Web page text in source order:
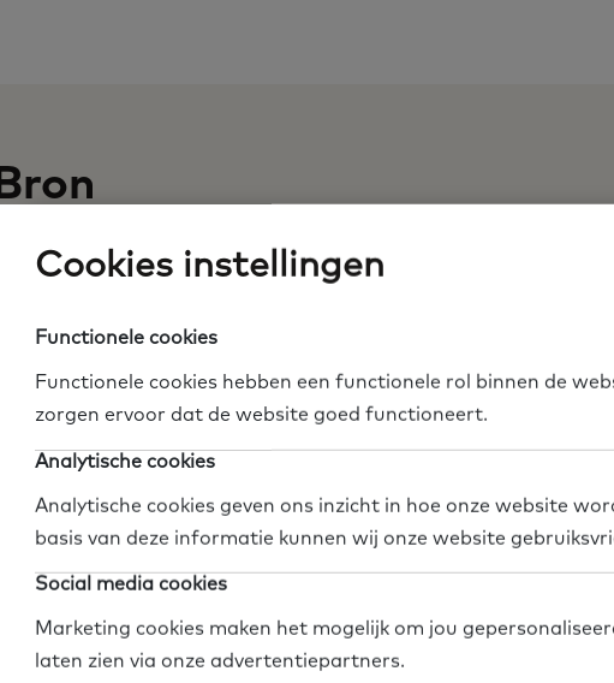
Bron
Organisatie
Link naar website
Cookies instellingen
Functionele cookies
Functionele cookies hebben een functionele rol binnen de
zorgen ervoor dat de website goed functioneert.
Analytische cookies
Analytische cookies geven ons inzicht in hoe onze website
basis van deze informatie kunnen wij onze website
Social media cookies
Marketing cookies maken het mogelijk om jou
laten zien via onze advertentiepartners.